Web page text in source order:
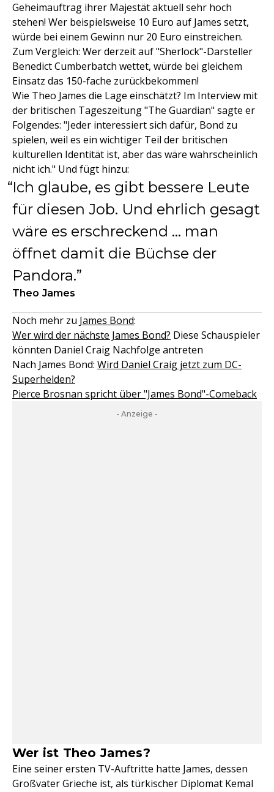
Geheimauftrag ihrer Majestät aktuell sehr hoch
stehen! Wer beispielsweise 10 Euro auf James setzt,
würde bei einem Gewinn nur 20 Euro einstreichen.
Zum Vergleich: Wer derzeit auf "Sherlock"-Darsteller
Benedict Cumberbatch wettet, würde bei gleichem
Einsatz das 150-fache zurückbekommen!
Wie Theo James die Lage einschätzt? Im Interview mit
der britischen Tageszeitung "The Guardian" sagte er
Folgendes: "Jeder interessiert sich dafür, Bond zu
spielen, weil es ein wichtiger Teil der britischen
kulturellen Identität ist, aber das wäre wahrscheinlich
nicht ich." Und fügt hinzu:
Ich glaube, es gibt bessere Leute
für diesen Job. Und ehrlich gesagt
wäre es erschreckend ... man
öffnet damit die Büchse der
Pandora.
Theo James
Noch mehr zu James Bond:
Wer wird der nächste James Bond? Diese Schauspieler
könnten Daniel Craig Nachfolge antreten
Nach James Bond: Wird Daniel Craig jetzt zum DC-
Superhelden?
Pierce Brosnan spricht über "James Bond"-Comeback
- Anzeige -
Wer ist Theo James?
Eine seiner ersten TV-Auftritte hatte James, dessen
Großvater Grieche ist, als türkischer Diplomat Kemal